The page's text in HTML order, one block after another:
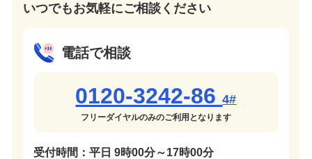
いつでもお気軽にご相談ください
電話で相談
0120-3242-864#
フリーダイヤルのみのご利用となります
受付時間：平日 9時00分～17時00分